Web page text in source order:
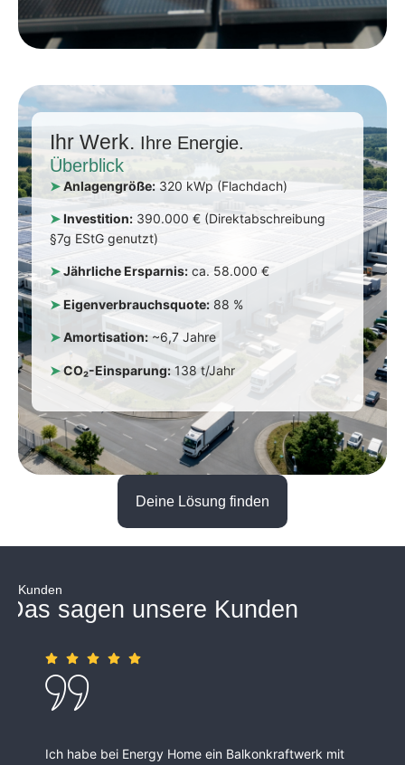
Ihr Werk. Ihre Energie.
Überblick
➤Anlagengröße: 320 kWp (Flachdach)
➤Investition: 390.000 € (Direktabschreibung
§7g EStG genutzt)
➤Jährliche Ersparnis: ca. 58.000 €
➤Eigenverbrauchsquote: 88 %
➤Amortisation: ~6,7 Jahre
➤CO₂-Einsparung: 138 t/Jahr
Deine Lösung finden
Kunden
Das sagen unsere Kunden
Sehr netter, kompetenter, hilfsbereiter und fachlich